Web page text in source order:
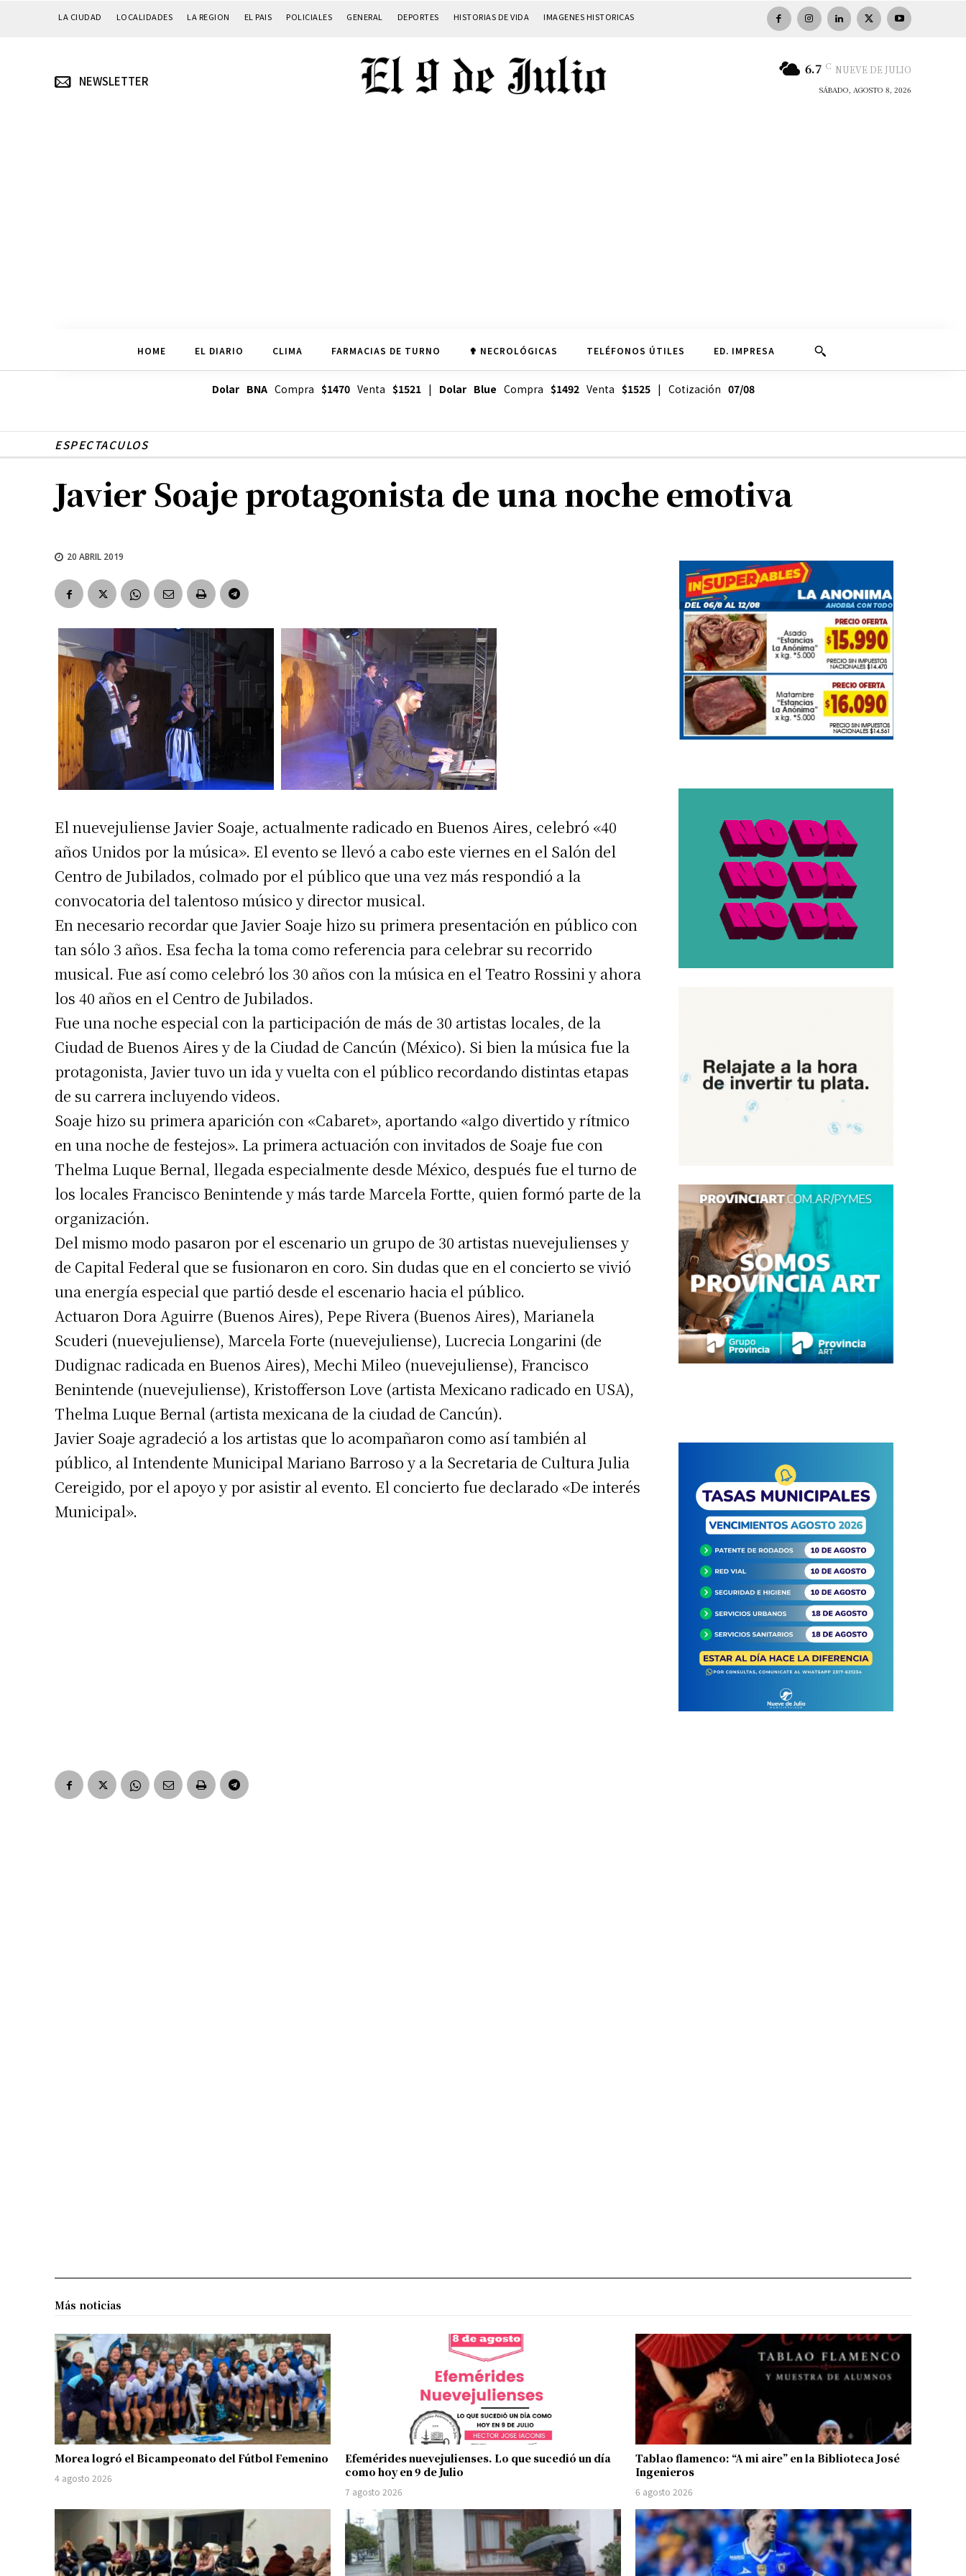
Suscribirme gratis
Dirección de correo electrónico*
LA CIUDAD LOCALIDADES LA REGION EL PAIS POLICIALES GENERAL DEPORTES HISTORIAS DE VIDA IMAGENES HISTORICAS
NEWSLETTER
6.7 C NUEVE DE JULIO
SÁBADO, AGOSTO 8, 2026
HOME EL DIARIO CLIMA FARMACIAS DE TURNO ✟ NECROLÓGICAS TELÉFONOS ÚTILES ED. IMPRESA
Dolar BNACompra $1470Venta $1521| Dolar Blue Compra $1492Venta $1525| Cotización 07/08
ESPECTACULOS
Javier Soaje protagonista de una noche emotiva
20 ABRIL 2019
El nuevejuliense Javier Soaje, actualmente radicado en Buenos Aires, celebró «40
años Unidos por la música». El evento se llevó a cabo este viernes en el Salón del
Centro de Jubilados, colmado por el público que una vez más respondió a la
convocatoria del talentoso músico y director musical.
En necesario recordar que Javier Soaje hizo su primera presentación en público con
tan sólo 3 años. Esa fecha la toma como referencia para celebrar su recorrido
musical. Fue así como celebró los 30 años con la música en el Teatro Rossini y ahora
los 40 años en el Centro de Jubilados.
Fue una noche especial con la participación de más de 30 artistas locales, de la
Ciudad de Buenos Aires y de la Ciudad de Cancún (México). Si bien la música fue la
protagonista, Javier tuvo un ida y vuelta con el público recordando distintas etapas
de su carrera incluyendo videos.
Soaje hizo su primera aparición con «Cabaret», aportando «algo divertido y rítmico
en una noche de festejos». La primera actuación con invitados de Soaje fue con
Thelma Luque Bernal, llegada especialmente desde México, después fue el turno de
los locales Francisco Benintende y más tarde Marcela Fortte, quien formó parte de la
organización.
Del mismo modo pasaron por el escenario un grupo de 30 artistas nuevejulienses y
de Capital Federal que se fusionaron en coro. Sin dudas que en el concierto se vivió
una energía especial que partió desde el escenario hacia el público.
Actuaron Dora Aguirre (Buenos Aires), Pepe Rivera (Buenos Aires), Marianela
Scuderi (nuevejuliense), Marcela Forte (nuevejuliense), Lucrecia Longarini (de
Dudignac radicada en Buenos Aires), Mechi Mileo (nuevejuliense), Francisco
Benintende (nuevejuliense), Kristofferson Love (artista Mexicano radicado en USA),
Thelma Luque Bernal (artista mexicana de la ciudad de Cancún).
Javier Soaje agradeció a los artistas que lo acompañaron como así también al
público, al Intendente Municipal Mariano Barroso y a la Secretaria de Cultura Julia
Cereigido, por el apoyo y por asistir al evento. El concierto fue declarado «De interés
Municipal».
Más noticias
Morea logró el Bicampeonato del Fútbol Femenino
4 agosto 2026
Efemérides nuevejulienses. Lo que sucedió un día
como hoy en 9 de Julio
7 agosto 2026
Tablao flamenco: “A mi aire” en la Biblioteca José
Ingenieros
6 agosto 2026